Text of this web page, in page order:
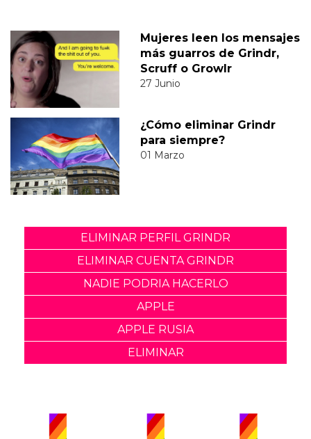
Mujeres leen los mensajes
más guarros de Grindr,
Scruff o Growlr
27 Junio
¿Cómo eliminar Grindr
para siempre?
01 Marzo
ELIMINAR PERFIL GRINDR
ELIMINAR CUENTA GRINDR
NADIE PODRIA HACERLO
APPLE
APPLE RUSIA
ELIMINAR